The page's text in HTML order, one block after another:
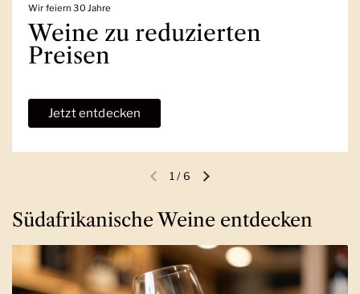
Wir feiern 30 Jahre
Weine zu reduzierten
Preisen
Jetzt entdecken
Vorherige FolieNächste Folie
1 /6
Südafrikanische Weine entdecken